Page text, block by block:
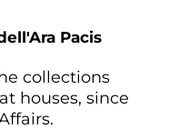
Pacis
collections
houses, since